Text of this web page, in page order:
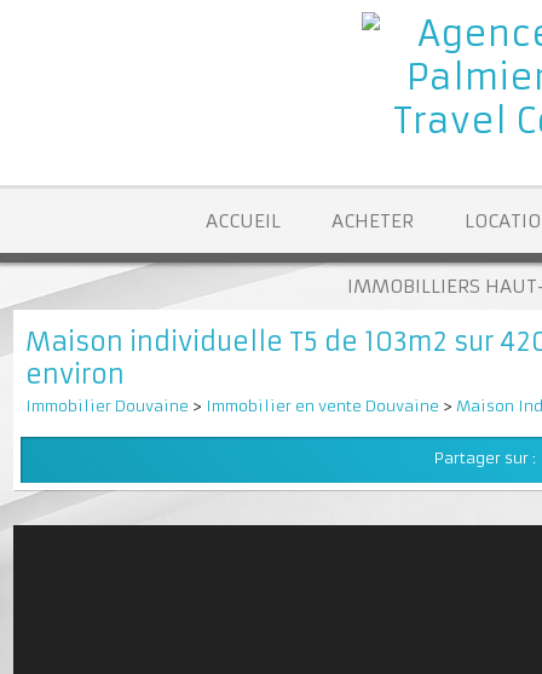
ACCUEIL ACHETER
IMMOBILLIERS
Maison individuelle T5 de 103m2 sur
environ
Partager